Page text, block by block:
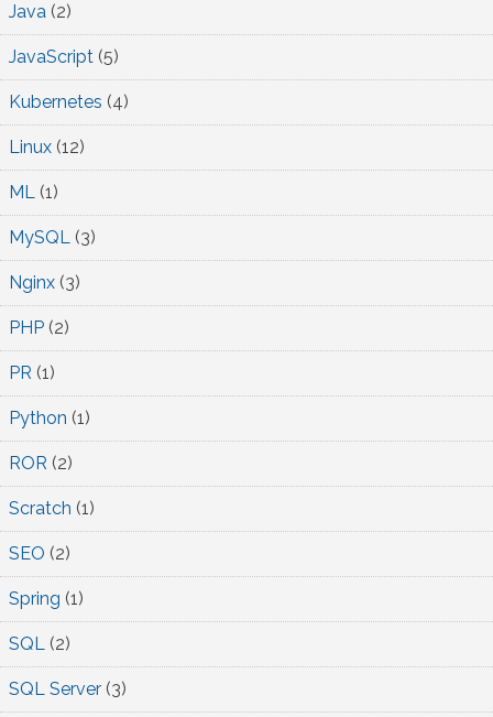
Java (2)
JavaScript (5)
Kubernetes (4)
Linux (12)
ML (1)
MySQL (3)
Nginx (3)
PHP (2)
PR (1)
Python (1)
ROR (2)
Scratch (1)
SEO (2)
Spring (1)
SQL (2)
SQL Server (3)